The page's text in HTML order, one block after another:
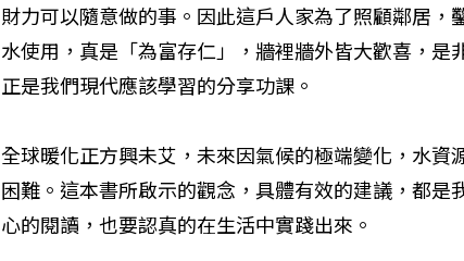
財力可以隨意做的事。因此這戶人家為了照顧鄰居，
水使用，真是「為富存仁」，牆裡牆外皆大歡喜，是
正是我們現代應該學習的分享功課。
全球暖化正方興未艾，未來因氣候的極端變化，水資
困難。這本書所啟示的觀念，具體有效的建議，都是
心的閱讀，也要認真的在生活中實踐出來。